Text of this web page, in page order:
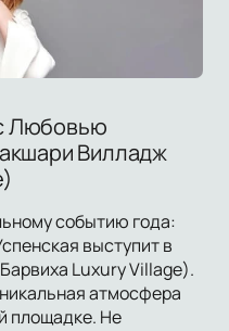
Любовью
Вилладж
событию года:
выступит в
Luxury Village).
атмосфера
площадке. Не